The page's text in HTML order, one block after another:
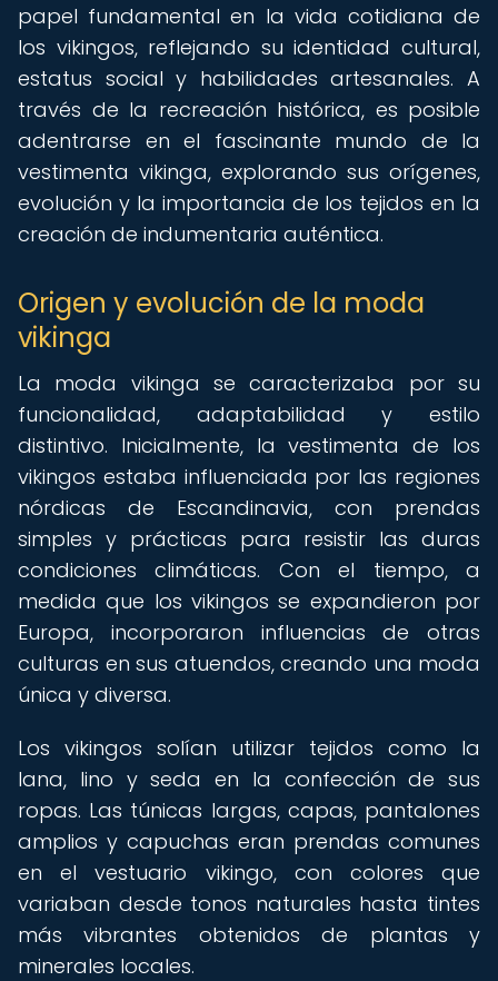
papel fundamental en la vida cotidiana de
los vikingos, reflejando su identidad cultural,
estatus social y habilidades artesanales. A
través de la recreación histórica, es posible
adentrarse en el fascinante mundo de la
vestimenta vikinga, explorando sus orígenes,
evolución y la importancia de los tejidos en la
creación de indumentaria auténtica.
Origen y evolución de la moda
vikinga
La moda vikinga se caracterizaba por su
funcionalidad, adaptabilidad y estilo
distintivo. Inicialmente, la vestimenta de los
vikingos estaba influenciada por las regiones
nórdicas de Escandinavia, con prendas
simples y prácticas para resistir las duras
condiciones climáticas. Con el tiempo, a
medida que los vikingos se expandieron por
Europa, incorporaron influencias de otras
culturas en sus atuendos, creando una moda
única y diversa.
Los vikingos solían utilizar tejidos como la
lana, lino y seda en la confección de sus
ropas. Las túnicas largas, capas, pantalones
amplios y capuchas eran prendas comunes
en el vestuario vikingo, con colores que
variaban desde tonos naturales hasta tintes
más vibrantes obtenidos de plantas y
minerales locales.